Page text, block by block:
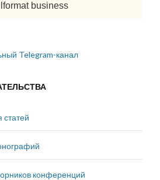
business
Telegram-канал
статей
конференций